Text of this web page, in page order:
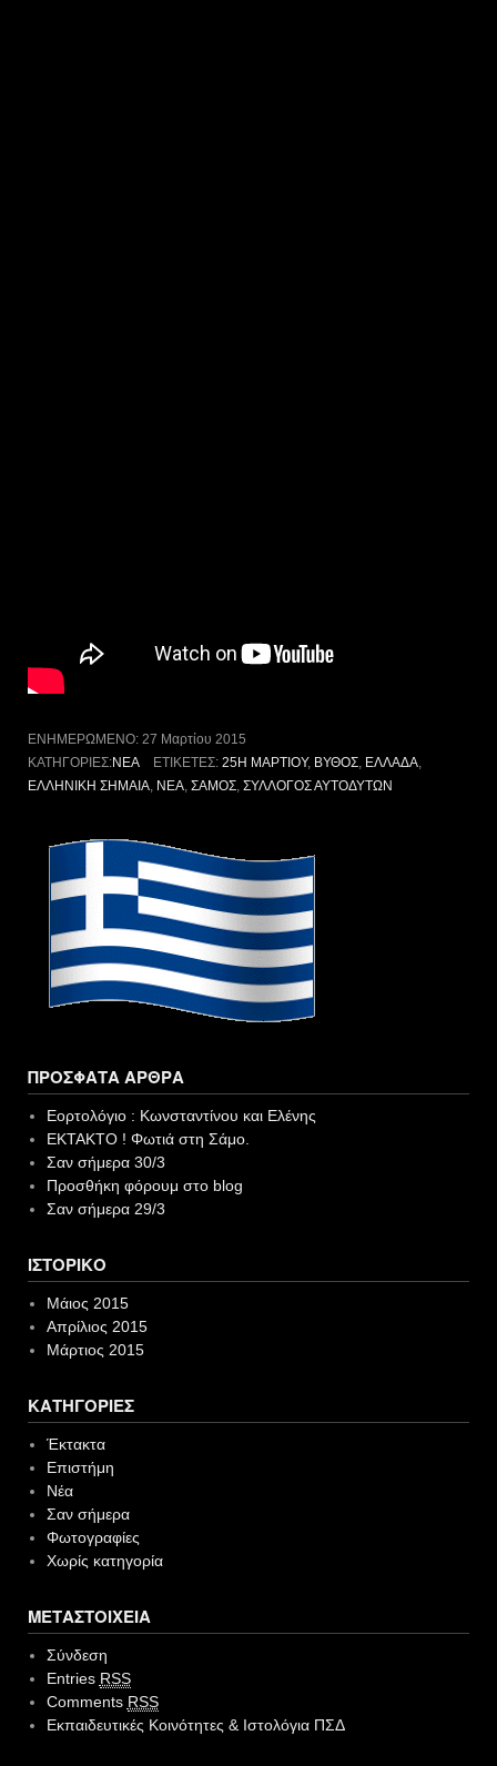
ΕΝΗΜΕΡΩΜΈΝΟ: 27 Μαρτίου 2015
ΚΑΤΗΓΟΡΊΕΣ:ΝΈΑ ΕΤΙΚΈΤΕΣ: 25Η ΜΑΡΤΊΟΥ, ΒΥΘΌΣ, ΕΛΛΆΔΑ,
ΕΛΛΗΝΙΚΉ ΣΗΜΑΊΑ, ΝΈΑ, ΣΆΜΟΣ, ΣΎΛΛΟΓΟΣ ΑΥΤΟΔΥΤΏΝ
ΠΡΌΣΦΑΤΑ ΆΡΘΡΑ
Εορτολόγιο : Κωνσταντίνου και Ελένης
EKTAKTO ! Φωτιά στη Σάμο.
Σαν σήμερα 30/3
Προσθήκη φόρουμ στο blog
Σαν σήμερα 29/3
ΙΣΤΟΡΙΚΌ
Μάιος 2015
Απρίλιος 2015
Μάρτιος 2015
KΑΤΗΓΟΡΊΕΣ
Έκτακτα
Επιστήμη
Νέα
Σαν σήμερα
Φωτογραφίες
Χωρίς κατηγορία
ΜΕΤΑΣΤΟΙΧΕΊΑ
Σύνδεση
Entries RSS
Comments RSS
Εκπαιδευτικές Κοινότητες & Ιστολόγια ΠΣΔ